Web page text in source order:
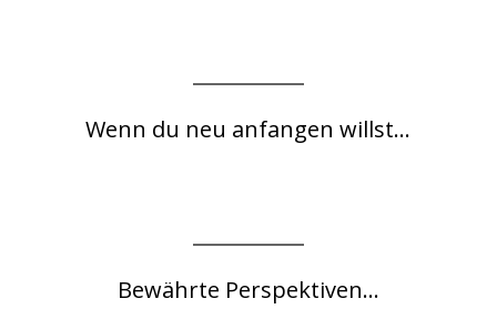
Wenn du neu anfangen willst...
Bewährte Perspektiven...